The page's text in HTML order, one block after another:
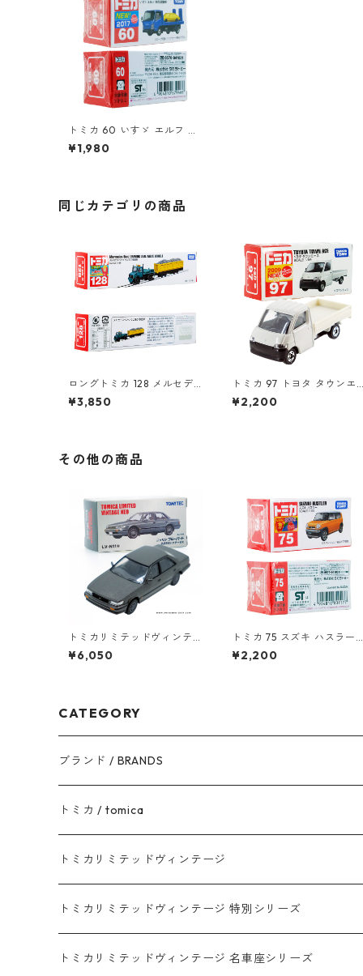
トミカ 60 いすゞ エルフ 車
両運搬車 #10879466
¥1,980
同じカテゴリの商品
ロングトミカ 128 メルセデ
スベンツ ウニモグ 軌陸車 #1
0396291
¥3,850
トミカ 97 トヨタ タウンエ
ース #10333784
¥2,200
その他の商品
トミカリミテッドヴィンテ
ージネオ LV-N11b ニッサン
ブルーバード 2.0SSS アテー
¥6,050
トミカ 75 スズキ ハスラー #
10801177
¥2,200
CATEGORY
ブランド / BRANDS
トヨタ / TOYOTA
ダイハツ / DAIHATSU
マツダ / MAZDA
ホンダ / HONDA
トミカ / tomica
赤箱 - 現行トミカ
赤箱 - 限定トミカ 初回特別カラー
赤箱 - 絶版（廃盤）トミカ No.1-120
トミカリミテッドヴィンテージ
TLV - NEW LINEUP
TLV - No. LV-00-195
トミカリミテッドヴィンテージ 特別シリーズ
トミカリミテッドヴィンテージ 名車座シリーズ